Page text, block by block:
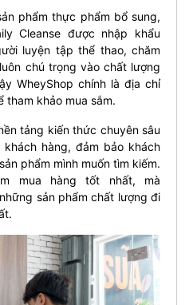
phẩm thực phẩm bổ sung,
Cleanse được nhập khẩu
luyện tập thể thao, chăm
chú trọng vào chất lượng
WheyShop chính là địa chỉ
tham khảo mua sắm.
tảng kiến thức chuyên sâu
hàng, đảm bảo khách
phẩm mình muốn tìm kiếm.
mua hàng tốt nhất, mà
sản phẩm chất lượng đi